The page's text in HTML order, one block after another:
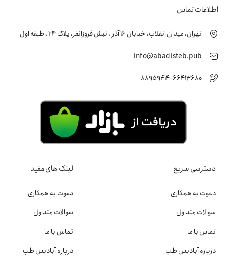
اطلاعات تماس
تهران، میدان انقلاب، خیابان 16 آذر ، نبش فروزانفر، پلاک 24 ، طبقه اول
info@abadisteb.pub
88959414-66413680
دسترسی سریع
دعوت به همکاری
سوالات متداول
تماس با ما
درباره آبادیس طب
لینک های مفید
دعوت به همکاری
سوالات متداول
تماس با ما
درباره آبادیس طب